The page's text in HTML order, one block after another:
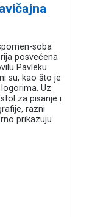
soba
posvećena
Pavleku
su, kao što je
Uz
za pisanje i
razni
prikazuju